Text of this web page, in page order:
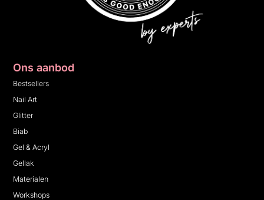
Ons aanbod
Bestsellers
Nail Art
Glitter
Biab
Gel & Acryl
Gellak
Materialen
Workshops